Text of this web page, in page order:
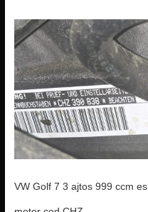
VW Golf 7 3 ajtos 999 ccm es